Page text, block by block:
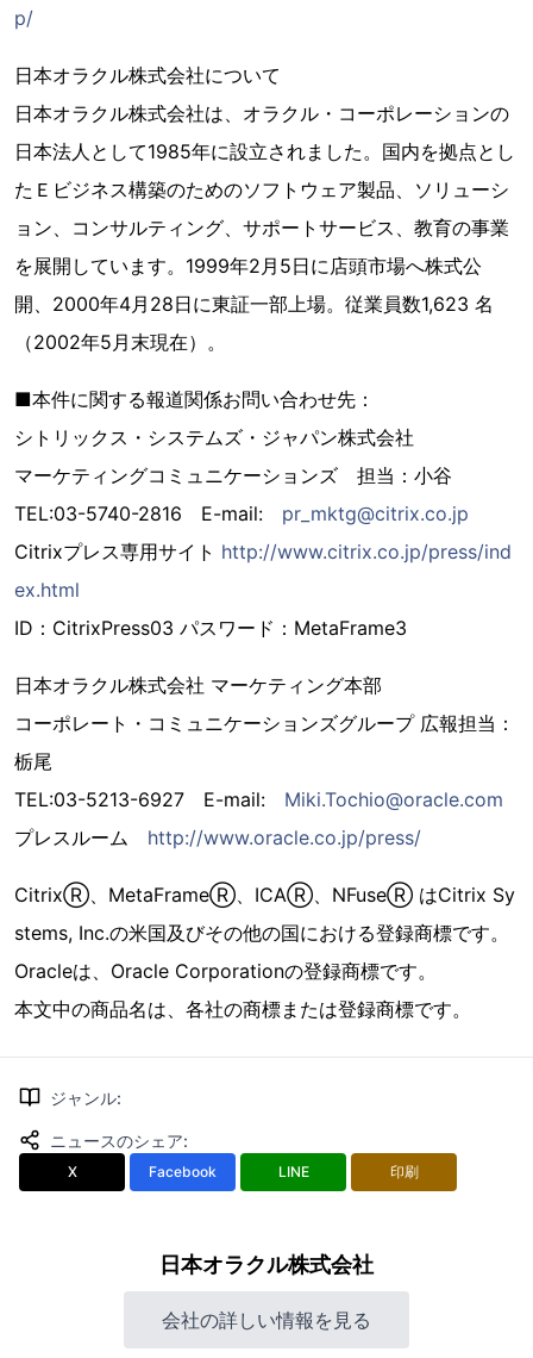
p/
日本オラクル株式会社について
日本オラクル株式会社は、オラクル・コーポレーションの
日本法人として1985年に設立されました。国内を拠点とし
たＥビジネス構築のためのソフトウェア製品、ソリューシ
ョン、コンサルティング、サポートサービス、教育の事業
を展開しています。1999年2月5日に店頭市場へ株式公
開、2000年4月28日に東証一部上場。従業員数1,623 名
（2002年5月末現在）。
■本件に関する報道関係お問い合わせ先：
シトリックス・システムズ・ジャパン株式会社
マーケティングコミュニケーションズ 担当：小谷
TEL:03-5740-2816 E-mail: pr_mktg@citrix.co.jp
Citrixプレス専用サイト http://www.citrix.co.jp/press/ind
ex.html
ID：CitrixPress03 パスワード：MetaFrame3
日本オラクル株式会社 マーケティング本部
コーポレート・コミュニケーションズグループ 広報担当：
栃尾
TEL:03-5213-6927 E-mail: Miki.Tochio@oracle.com
プレスルーム http://www.oracle.co.jp/press/
CitrixⓇ、MetaFrameⓇ、ICAⓇ、NFuseⓇ はCitrix Sy
stems, Inc.の米国及びその他の国における登録商標です。
Oracleは、Oracle Corporationの登録商標です。
本文中の商品名は、各社の商標または登録商標です。
ジャンル:
ニュースのシェア:
X Facebook LINE 印刷
日本オラクル株式会社
会社の詳しい情報を見る